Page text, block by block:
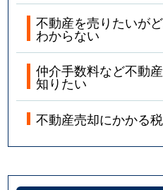
不動産を売りたいが
わからない
仲介手数料など不動
知りたい
不動産売却にかかる